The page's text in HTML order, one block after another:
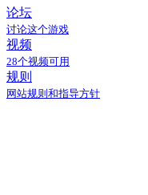
论坛
讨论这个游戏
视频
28个视频可用
规则
网站规则和指导方针